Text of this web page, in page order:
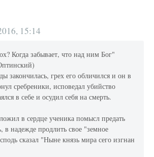
15:14
Когда забывает, что над ним Бог"
закончилась, грех его обличился и он в
сребреники, исповедал убийство
в себе и осудил себя на смерть.
в сердце ученика помысл предать
в надежде продлить свое "земное
сказал "Ныне князь мира сего изгнан